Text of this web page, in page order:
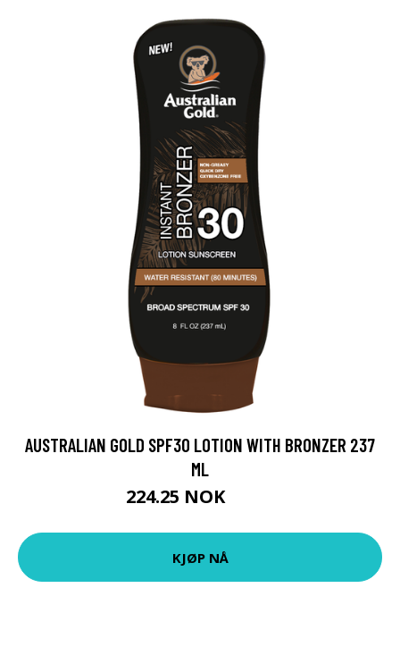
AUSTRALIAN GOLD SPF30 LOTION WITH BRONZER 237
ML
224.25 NOK
KJØP NÅ